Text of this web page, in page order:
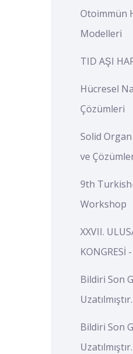
Otoimmün
Modelleri
TID AŞI
Hücresel
Çözümleri
Solid
ve
9th
Workshop
XXVII.
KONGRESİ
Bildiri Son
Uzatılmıştır.
Bildiri Son
Uzatılmıştır.